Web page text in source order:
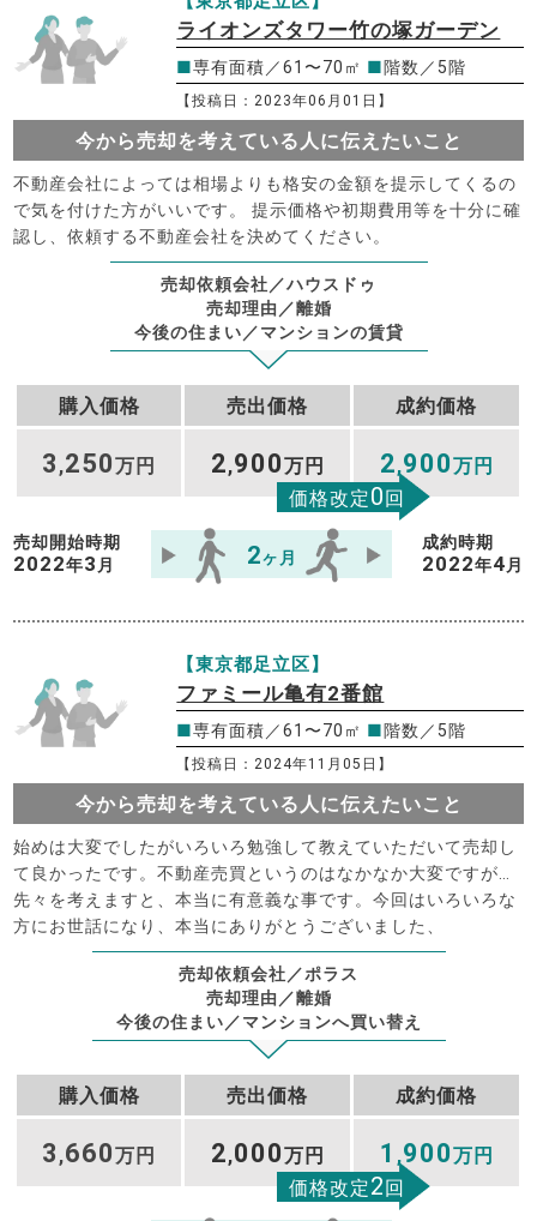
ライオンズタワー竹の塚ガーデン
■専有面積／61〜70㎡ ■階数／5階
【投稿日：2023年06月01日】
今から売却を考えている人に伝えたいこと
不動産会社によっては相場よりも格安の金額を提示してくるの
で気を付けた方がいいです。 提示価格や初期費用等を十分に確
認し、依頼する不動産会社を決めてください。
売却依頼会社／ハウスドゥ
売却理由／離婚
今後の住まい／マンションの賃貸
購入価格 売出価格 成約価格
3 ,250万円 2,900万円 2,900万円
価格改定0回
売却開始時期
2022年3 月 2ヶ月
成約時期
2022年4 月
【東京都足立区】
ファミール亀有2番館
■専有面積／61〜70㎡ ■階数／5階
【投稿日：2024年11月05日】
今から売却を考えている人に伝えたいこと
始めは大変でしたがいろいろ勉強して教えていただいて売却し
て良かったです。不動産売買というのはなかなか大変ですが…
先々を考えますと、本当に有意義な事です。今回はいろいろな
方にお世話になり、本当にありがとうございました、
売却依頼会社／ポラス
売却理由／離婚
今後の住まい／マンションへ買い替え
購入価格 売出価格 成約価格
3 ,660万円 2,000万円 1 ,900万円
価格改定2回